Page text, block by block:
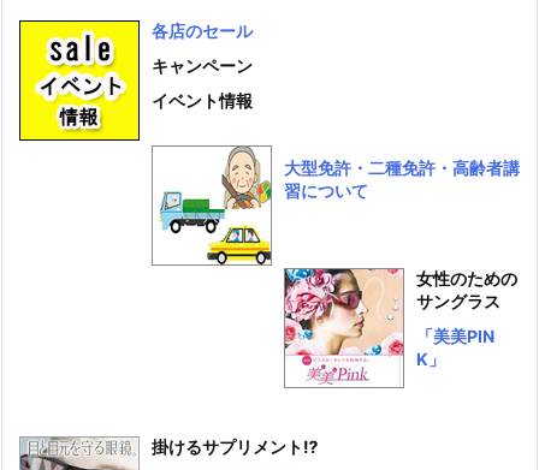
各店のセール
キャンペーン
イベント情報
大型免許・二種免許・高齢者講
習について
女性のための
サングラス
「美美PIN
K」
掛けるサプリメント⁉